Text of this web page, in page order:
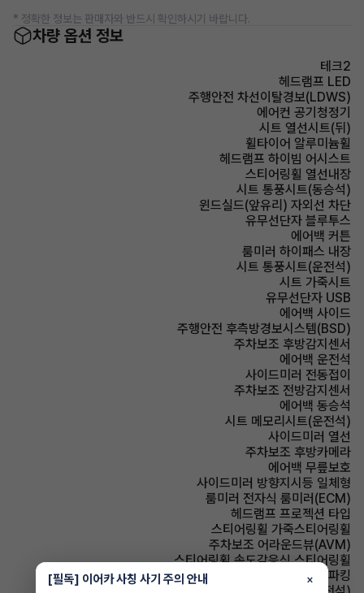
* 정확한 정보는 판매자와 반드시 확인하시기 바랍니다.
차량 옵션 정보
테크2
헤드램프 LED
주행안전 차선이탈경보(LDWS)
에어컨 공기청정기
시트 열선시트(뒤)
휠타이어 알루미늄휠
헤드램프 하이빔 어시스트
스티어링휠 열선내장
시트 통풍시트(동승석)
윈드실드(앞유리) 자외선 차단
유무선단자 블루투스
에어백 커튼
룸미러 하이패스 내장
시트 통풍시트(운전석)
시트 가죽시트
유무선단자 USB
에어백 사이드
주행안전 후측방경보시스템(BSD)
주차보조 후방감지센서
에어백 운전석
사이드미러 전동접이
주차보조 전방감지센서
에어백 동승석
시트 메모리시트(운전석)
사이드미러 열선
주차보조 후방카메라
에어백 무릎보호
사이드미러 방향지시등 일체형
룸미러 전자식 룸미러(ECM)
헤드램프 프로젝션 타입
스티어링휠 가죽스티어링휠
주차보조 어라운드뷰(AVM)
스티어링휠 속도감응식 스티어링휠
파킹 전자식 파킹
[필독] 이어카 사칭 사기 주의 안내 ×